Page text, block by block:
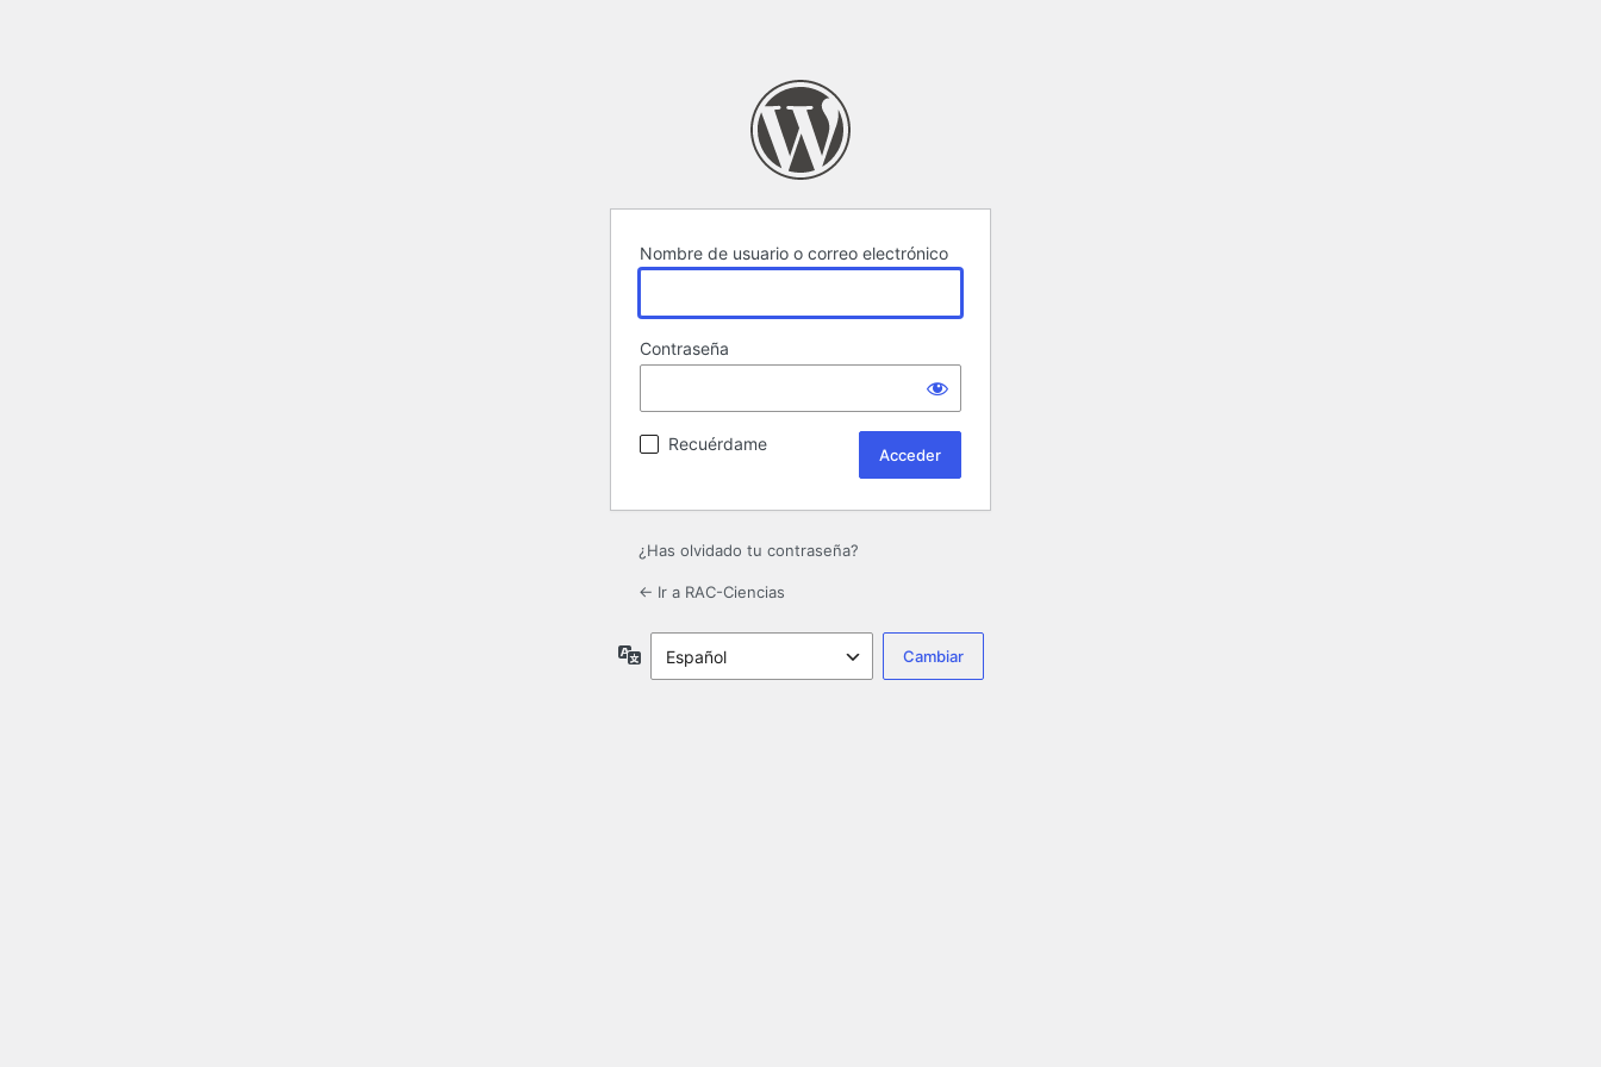
Nombre de usuario o correo electrónico
Contraseña
Recuérdame
¿Has olvidado tu contraseña?
← Ir a RAC-Ciencias
Idioma